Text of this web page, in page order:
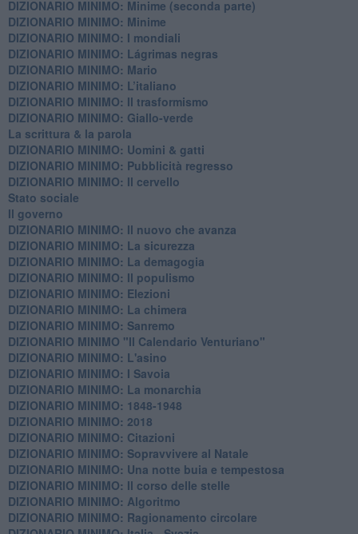
DIZIONARIO MINIMO: Minime (seconda parte)
DIZIONARIO MINIMO: Minime
DIZIONARIO MINIMO: ​I mondiali
DIZIONARIO MINIMO: ​Lágrimas negras
DIZIONARIO MINIMO: Mario
DIZIONARIO MINIMO: L’italiano
DIZIONARIO MINIMO: Il trasformismo
DIZIONARIO MINIMO: Giallo-verde
La scrittura & la parola
​DIZIONARIO MINIMO: Uomini & gatti
DIZIONARIO MINIMO: ​Pubblicità regresso
DIZIONARIO MINIMO: Il cervello
Stato sociale
Il governo
DIZIONARIO MINIMO: Il nuovo che avanza
DIZIONARIO MINIMO: La sicurezza
DIZIONARIO MINIMO: La demagogia
DIZIONARIO MINIMO: Il populismo
DIZIONARIO MINIMO: Elezioni
DIZIONARIO MINIMO: La chimera
DIZIONARIO MINIMO: Sanremo
DIZIONARIO MINIMO "Il Calendario Venturiano"
DIZIONARIO MINIMO: L'asino
DIZIONARIO MINIMO: I Savoia
DIZIONARIO MINIMO: La monarchia
DIZIONARIO MINIMO: 1848-1948
DIZIONARIO MINIMO: 2018
DIZIONARIO MINIMO: Citazioni
DIZIONARIO MINIMO: ​Sopravvivere al Natale
DIZIONARIO MINIMO: ​Una notte buia e tempestosa
DIZIONARIO MINIMO: Il corso delle stelle
DIZIONARIO MINIMO: Algoritmo
DIZIONARIO MINIMO: Ragionamento circolare